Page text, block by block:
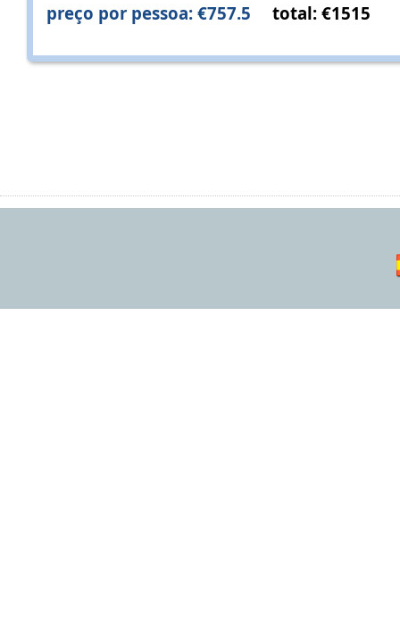
preço por pessoa: €757.5 total: €1515